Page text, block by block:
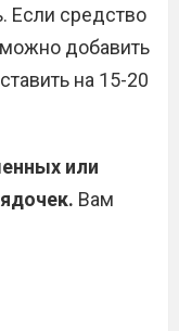
Если средство
добавить
на 15-20
или
Вам